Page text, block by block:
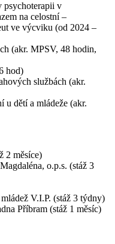
psychoterapii v
na celostní –
ve výcviku (od 2024 –
(akr. MPSV, 48 hodin,
hod)
službách (akr.
u dětí a mládeže (akr.
2 měsíce)
o.p.s. (stáž 3
V.I.P. (stáž 3 týdny)
Příbram (stáž 1 měsíc)